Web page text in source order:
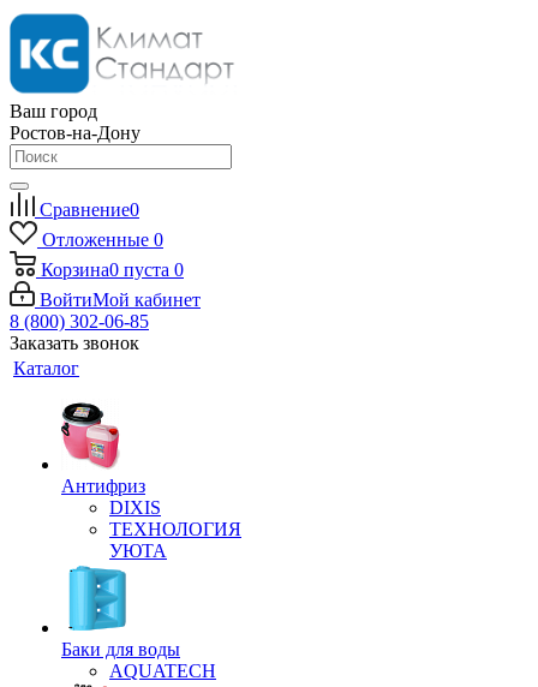
Ваш город
Ростов-на-Дону
Сравнение0
Отложенные 0
Корзина0 пуста 0
ВойтиМой кабинет
8 (800) 302-06-85
Заказать звонок
Каталог
Антифриз
DIXIS
ТЕХНОЛОГИЯ
УЮТА
Баки для воды
AQUATECH